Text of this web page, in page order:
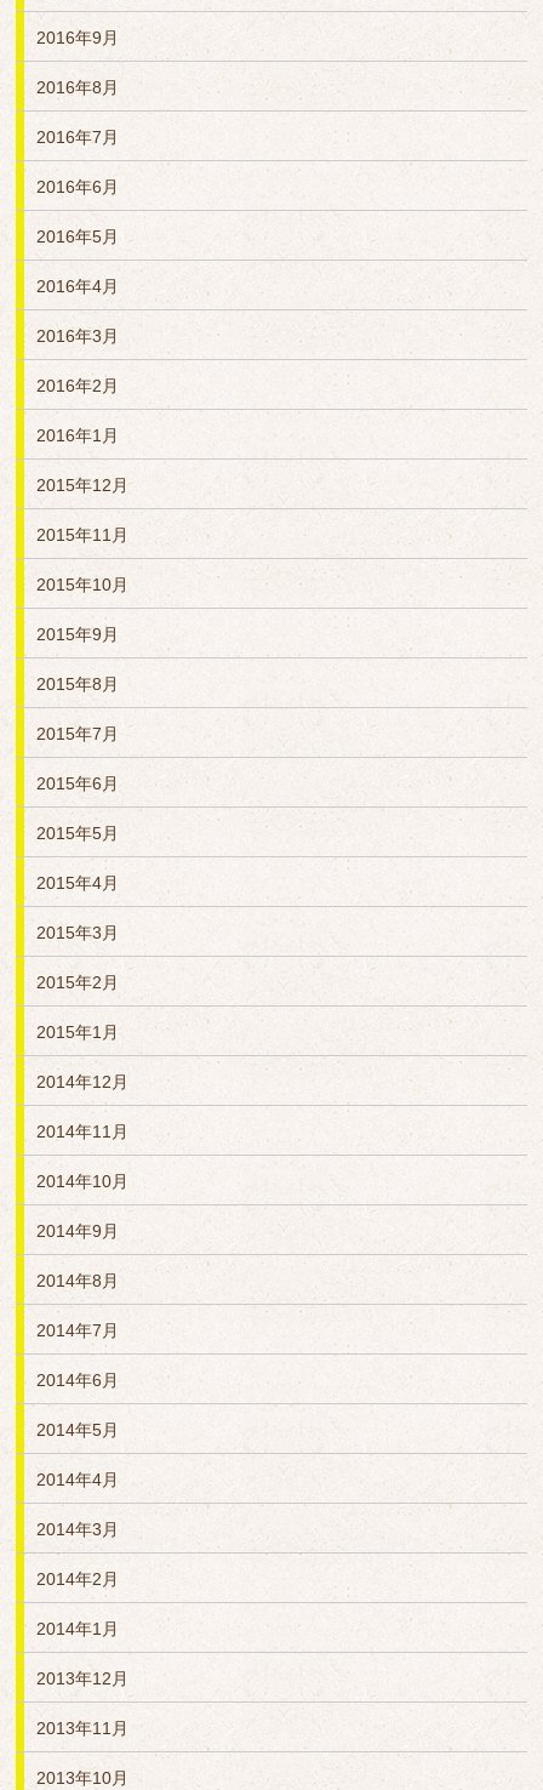
2016年9月
2016年8月
2016年7月
2016年6月
2016年5月
2016年4月
2016年3月
2016年2月
2016年1月
2015年12月
2015年11月
2015年10月
2015年9月
2015年8月
2015年7月
2015年6月
2015年5月
2015年4月
2015年3月
2015年2月
2015年1月
2014年12月
2014年11月
2014年10月
2014年9月
2014年8月
2014年7月
2014年6月
2014年5月
2014年4月
2014年3月
2014年2月
2014年1月
2013年12月
2013年11月
2013年10月